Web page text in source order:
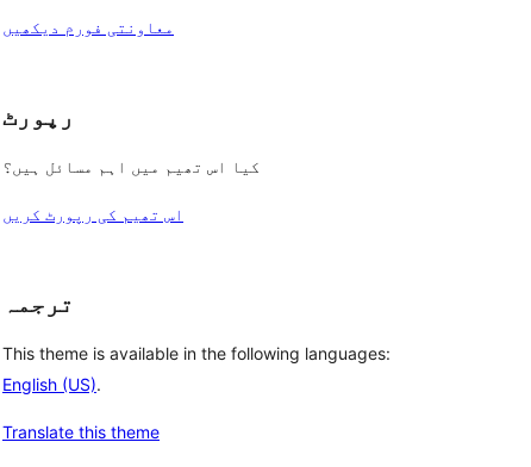
معاونتی فورم دیکھیں
رپورٹ
کیا اس تھیم میں اہم مسائل ہیں؟
اس تھیم کی رپورٹ کریں
ترجمہ
This theme is available in the following languages:
English (US).
Translate this theme